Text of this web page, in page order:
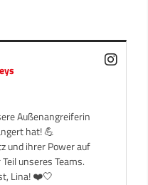
Außenangreiferin
hat! 💪
und ihrer Power auf
unseres Teams.
Lina! ❤️🤍